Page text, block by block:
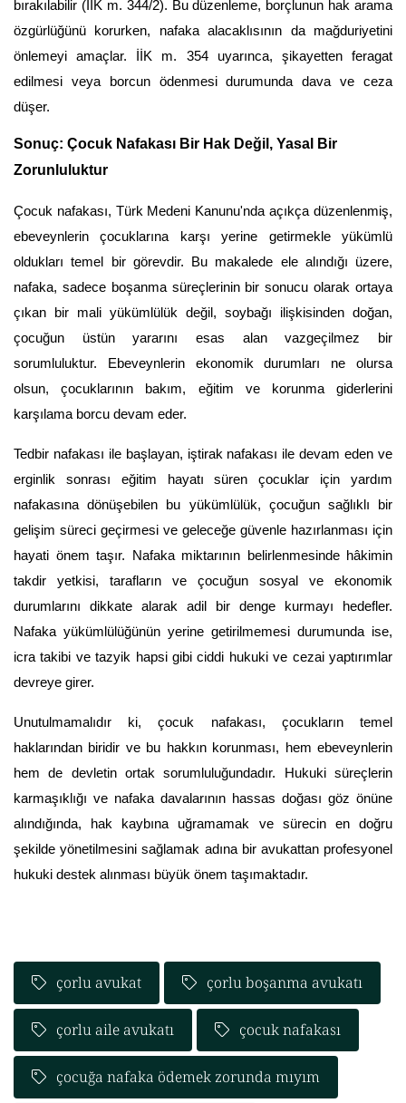
bırakılabilir (İİK m. 344/2). Bu düzenleme, borçlunun hak arama
özgürlüğünü korurken, nafaka alacaklısının da mağduriyetini
önlemeyi amaçlar. İİK m. 354 uyarınca, şikayetten feragat
edilmesi veya borcun ödenmesi durumunda dava ve ceza
düşer.
Sonuç: Çocuk Nafakası Bir Hak Değil, Yasal Bir
Zorunluluktur
Çocuk nafakası, Türk Medeni Kanunu'nda açıkça düzenlenmiş,
ebeveynlerin çocuklarına karşı yerine getirmekle yükümlü
oldukları temel bir görevdir. Bu makalede ele alındığı üzere,
nafaka, sadece boşanma süreçlerinin bir sonucu olarak ortaya
çıkan bir mali yükümlülük değil, soybağı ilişkisinden doğan,
çocuğun üstün yararını esas alan vazgeçilmez bir
sorumluluktur. Ebeveynlerin ekonomik durumları ne olursa
olsun, çocuklarının bakım, eğitim ve korunma giderlerini
karşılama borcu devam eder.
Tedbir nafakası ile başlayan, iştirak nafakası ile devam eden ve
erginlik sonrası eğitim hayatı süren çocuklar için yardım
nafakasına dönüşebilen bu yükümlülük, çocuğun sağlıklı bir
gelişim süreci geçirmesi ve geleceğe güvenle hazırlanması için
hayati önem taşır. Nafaka miktarının belirlenmesinde hâkimin
takdir yetkisi, tarafların ve çocuğun sosyal ve ekonomik
durumlarını dikkate alarak adil bir denge kurmayı hedefler.
Nafaka yükümlülüğünün yerine getirilmemesi durumunda ise,
icra takibi ve tazyik hapsi gibi ciddi hukuki ve cezai yaptırımlar
devreye girer.
Unutulmamalıdır ki, çocuk nafakası, çocukların temel
haklarından biridir ve bu hakkın korunması, hem ebeveynlerin
hem de devletin ortak sorumluluğundadır. Hukuki süreçlerin
karmaşıklığı ve nafaka davalarının hassas doğası göz önüne
alındığında, hak kaybına uğramamak ve sürecin en doğru
şekilde yönetilmesini sağlamak adına bir avukattan profesyonel
hukuki destek alınması büyük önem taşımaktadır.
çorlu avukat çorlu boşanma avukatı
çorlu aile avukatı çocuk nafakası
çocuğa nafaka ödemek zorunda mıyım